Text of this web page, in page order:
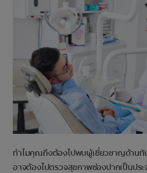
ทำไมคุณถึงต้องไปพบผู้เชี่ยวชาญด้าน
อาจต้องไปตรวจสุขภาพช่องปากเป็นปร